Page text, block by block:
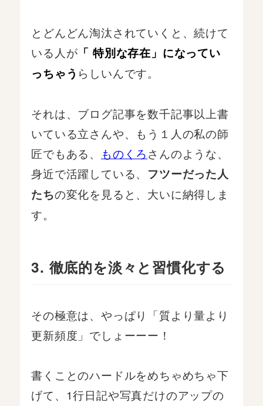
とどんどん淘汰されていくと、続けて
いる人が 「 特別な存在」になってい
っちゃう らしいんです。
それは、ブログ記事を数千記事以上書
いている立さんや、もう１人の私の師
匠でもある、
ものくろさんのような、
身近で活躍している、 フツーだった人
たちの変化を見ると、大いに納得しま
す。
3. 徹底的を淡々と習慣化する
その極意は、やっぱり「質より量より
更新頻度」でしょーーー！
書くことのハードルをめちゃめちゃ下
げて、1行日記や写真だけのアップの